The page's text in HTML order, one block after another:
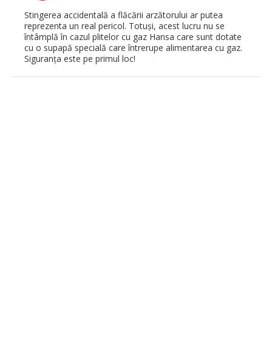
Stingerea accidentală a flăcării arzătorului ar putea
reprezenta un real pericol. Totuşi, acest lucru nu se
întâmplă în cazul plitelor cu gaz Hansa care sunt dotate
cu o supapă specială care întrerupe alimentarea cu gaz.
Siguranţa este pe primul loc!